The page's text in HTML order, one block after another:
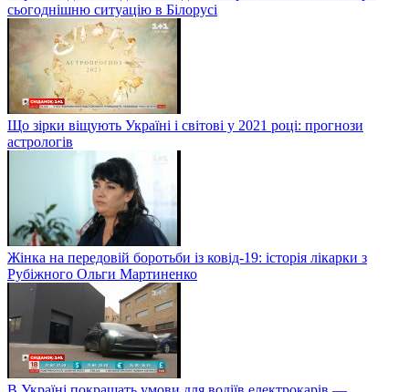
сьогоднішню ситуацію в Білорусі
Що зірки віщують Україні і світові у 2021 році: прогнози
астрологів
Жінка на передовій боротьби із ковід-19: історія лікарки з
Рубіжного Ольги Мартиненко